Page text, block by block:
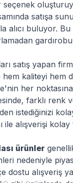
seçenek
satışa
alıcı buluyor.
satış yapan
hem kaliteyi hem
her
farklı renk
istediğinizi
ile alışverişi
ürünler
nedeniyle
dostu alışveriş